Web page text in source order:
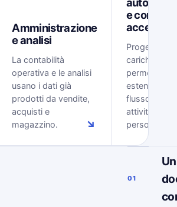
Amministrazione
e analisi
La contabilità
operativa e le analisi
usano i dati già
prodotti da vendite,
acquisti e
magazzino.
↘
e
accessi
Progetti,
carichi,
permessi
estendono il
flusso ERP
attività delle
persone.
01